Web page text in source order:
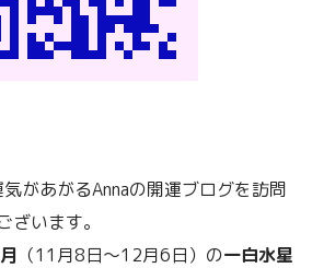
があがるAnnaの開運ブログを訪問
ざいます。
（11月8日～12月6日）の一白水星